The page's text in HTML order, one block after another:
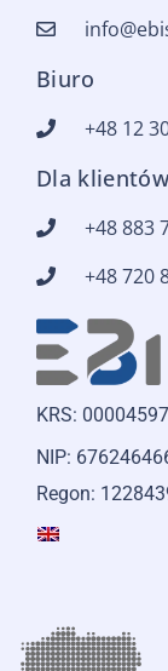
Biuro
+48 12
Dla klientów
+48 883
+48 720
KRS:
NIP:
Regon: